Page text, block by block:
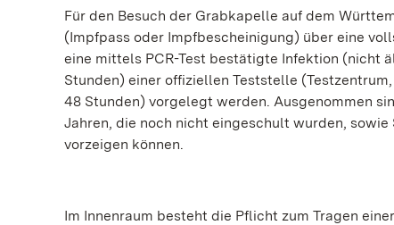
Für den Besuch der Grabkapelle auf dem
(Impfpass oder Impfbescheinigung) über eine
eine mittels PCR-Test bestätigte Infektion (nicht
Stunden) einer offiziellen Teststelle
48 Stunden) vorgelegt werden. Ausgenommen
Jahren, die noch nicht eingeschult wurden,
vorzeigen können.
Im Innenraum besteht die Pflicht zum Tragen